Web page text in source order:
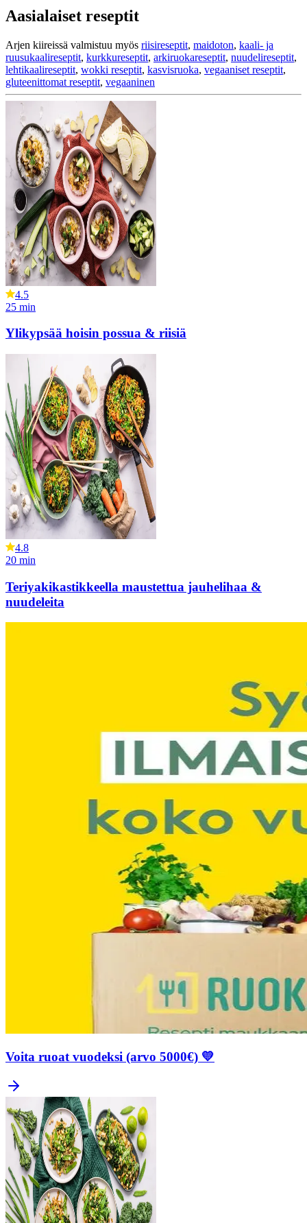
Aasialaiset reseptit
Arjen kiireissä valmistuu myös riisireseptit, maidoton, kaali- ja
ruusukaalireseptit, kurkkureseptit, arkiruokareseptit, nuudelireseptit,
lehtikaalireseptit, wokki reseptit, kasvisruoka, vegaaniset reseptit,
gluteenittomat reseptit, vegaaninen
4.5
25 min
Ylikypsää hoisin possua & riisiä
4.8
20 min
Teriyakikastikkeella maustettua jauhelihaa &
nuudeleita
Voita ruoat vuodeksi (arvo 5000€) 💛